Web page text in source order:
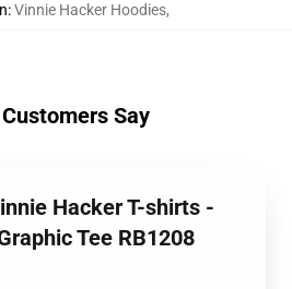
:Vinnie Hacker Hoodies,
Say
Hacker T-shirts -
Tee RB1208